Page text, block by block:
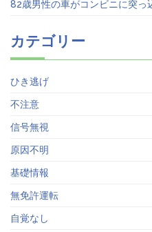
82歳男性の車がコンビニに突
カテゴリー
ひき逃げ
不注意
信号無視
原因不明
基礎情報
無免許運転
自覚なし